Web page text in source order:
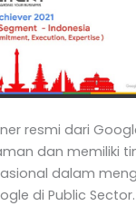
resmi dari
dan memiliki
dalam
di Public